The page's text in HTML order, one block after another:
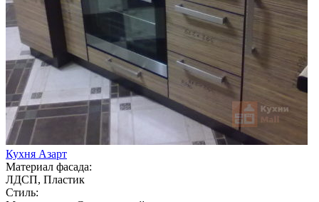
Кухня Азарт
Материал фасада:
ЛДСП, Пластик
Стиль: